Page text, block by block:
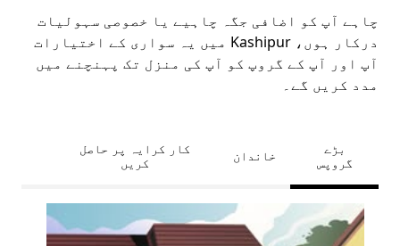
چاہے آپ کو اضافی جگہ چاہیے یا خصوصی سہولیات
درکار ہوں، Kashipur میں یہ سواری کے اختیارات
آپ اور آپ کے گروپ کو آپ کی منزل تک پہنچنے میں
مدد کریں گے۔
بڑے
گروپس
خاندان
کار کرایہ پر حاصل
کریں